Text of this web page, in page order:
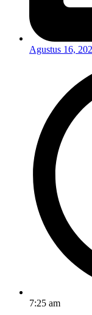
Agustus 16,
7:25 am